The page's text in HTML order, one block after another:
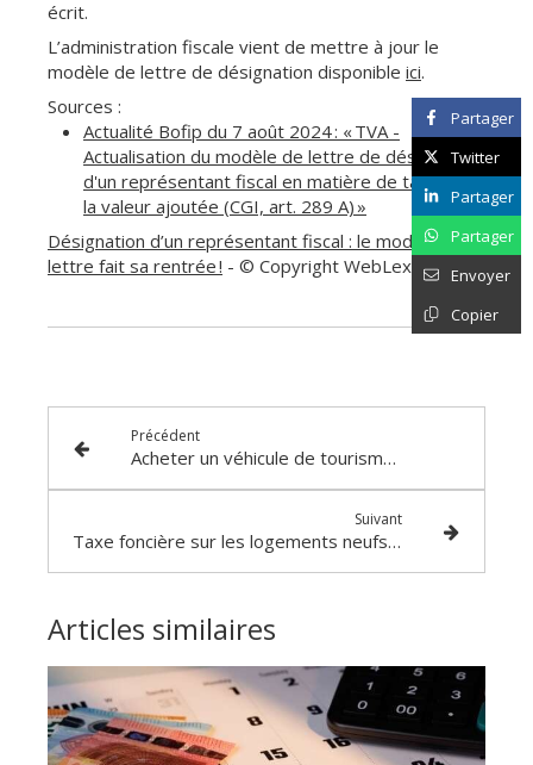
écrit.
L’administration fiscale vient de mettre à jour le
modèle de lettre de désignation disponible ici.
Sources :
Actualité Bofip du 7 août 2024 : « TVA -
Actualisation du modèle de lettre de désignation
d'un représentant fiscal en matière de taxe sur
la valeur ajoutée (CGI, art. 289 A) »
Désignation d’un représentant fiscal : le modèle de
lettre fait sa rentrée ! - © Copyright WebLex
Précédent
Acheter un véhicule de tourisme en Outre-mer : des aides fiscales limitées !
Suivant
Taxe foncière sur les logements neufs : 2 exonérations, 2 durées, 1 cumul ?
Articles similaires
Partager
Twitter
Partager
Partager
Envoyer
Copier